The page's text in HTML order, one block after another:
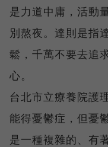
是力道中庸，活動
別熬夜。達則是指
鬆，千萬不要去追
心。
台北市立療養院護
能得憂鬱症，但憂
是一種複雜的、有